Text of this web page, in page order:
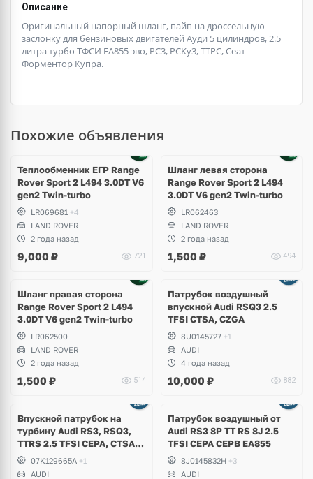
Описание
Оригинальный напорный шланг, пайп на дроссельную
заслонку для бензиновых двигателей Ауди 5 цилиндров, 2.5
литра турбо ТФСИ ЕА855 эво, РС3, РСКу3, ТТРС, Сеат
Форментор Купра.
Похожие объявления
Теплообменник ЕГР Range
Rover Sport 2 L494 3.0DT V6
gen2 Twin-turbo
LR069681 +4
LAND ROVER
2 года назад
9,000 ₽ 721
Шланг левая сторона
Range Rover Sport 2 L494
3.0DT V6 gen2 Twin-turbo
LR062463
LAND ROVER
2 года назад
1,500 ₽ 494
Шланг правая сторона
Range Rover Sport 2 L494
3.0DT V6 gen2 Twin-turbo
LR062500
LAND ROVER
2 года назад
1,500 ₽ 514
Патрубок воздушный
впускной Audi RSQ3 2.5
TFSI CTSA, CZGA
8U0145727 +1
AUDI
4 года назад
10,000 ₽ 882
Впускной патрубок на
турбину Audi RS3, RSQ3,
TTRS 2.5 TFSI CEPA, CTSA,
CZGA, CZGB
07K129665A +1
AUDI
Патрубок воздушный от
Аudi RS3 8P TT RS 8J 2.5
TFSI CEPA CEPB EA855
8J0145832H +3
AUDI